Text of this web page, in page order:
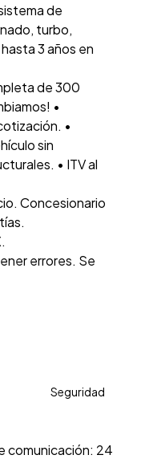
de
turbo,
3 años en
de 300
•
•
sin
• ITV al
Concesionario
errores. Se
comunicación: 24
Seguridad